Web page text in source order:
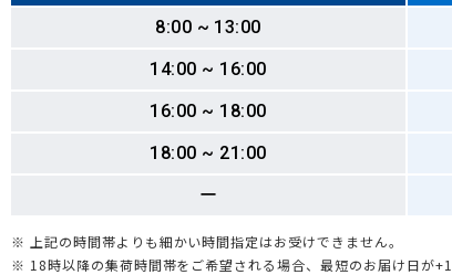
8:00 ~ 13:00
14:00 ~ 16:00
16:00 ~ 18:00
18:00 ~ 21:00
ー
※ 上記の時間帯よりも細かい時間指定はお受けできません。
※ 18時以降の集荷時間帯をご希望される場合、最短のお届け日が+1